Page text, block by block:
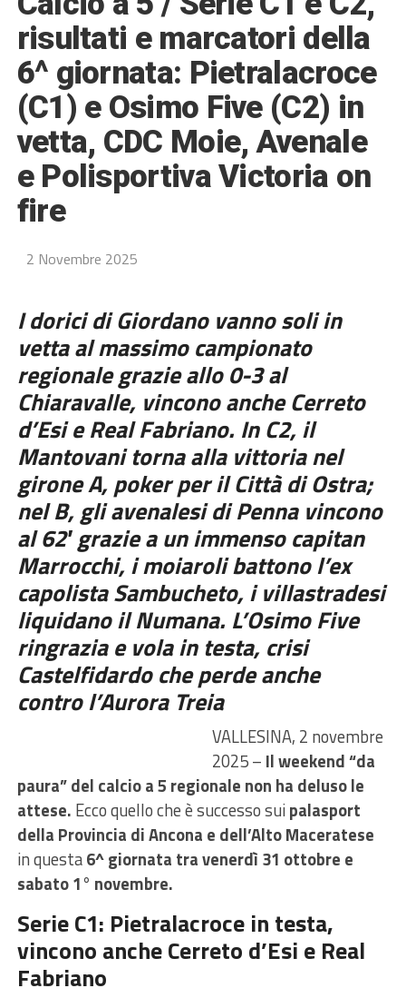
risultati e marcatori della
6^ giornata: Pietralacroce
(C1) e Osimo Five (C2) in
vetta, CDC Moie, Avenale
e Polisportiva Victoria on
fire
2 Novembre 2025
I dorici di Giordano vanno soli in
vetta al massimo campionato
regionale grazie allo 0-3 al
Chiaravalle, vincono anche Cerreto
d’Esi e Real Fabriano. In C2, il
Mantovani torna alla vittoria nel
girone A, poker per il Città di Ostra;
nel B, gli avenalesi di Penna vincono
al 62′ grazie a un immenso capitan
Marrocchi, i moiaroli battono l’ex
capolista Sambucheto, i villastradesi
liquidano il Numana. L’Osimo Five
ringrazia e vola in testa, crisi
Castelfidardo che perde anche
contro l’Aurora Treia
VALLESINA, 2 novembre
2025 – Il weekend “da
paura” del calcio a 5 regionale non ha deluso le
attese. Ecco quello che è successo suipalasport
della Provincia di Ancona e dell’Alto Maceratese
in questa6^ giornata tra venerdì 31 ottobre e
sabato 1° novembre.
Serie C1: Pietralacroce in testa,
vincono anche Cerreto d’Esi e Real
Fabriano